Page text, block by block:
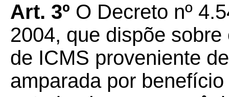
Art. 3º O Decreto nº
2004, que dispõe
de ICMS proveniente
amparada por